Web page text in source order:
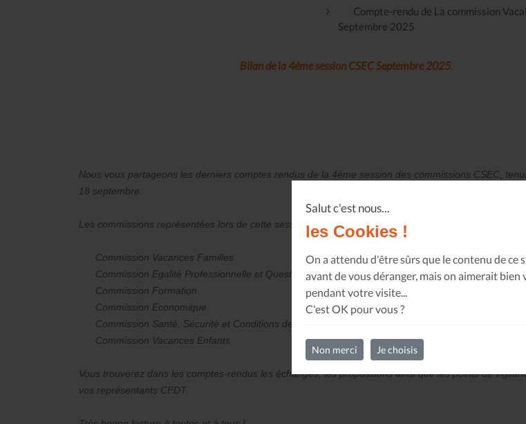
Salut c'est nous...
les Cookies !
On a attendu d'être sûrs que le contenu de ce
avant de vous déranger, mais on aimerait bien
pendant votre visite...
C'est OK pour vous ?
Non merci Je choisis
Compte-rendu de La commission
Septembre 2025
Bilan de la 4éme session CSEC Septembre 2025
Nous vous partageons les derniers comptes rendus de la 4ème session des commissions CSEC,
18 septembre.
Les commissions représentées lors de cette session :
Commission Vacances Familles
Commission Egalité Professionnelle et Questions Sociales (EPQS)
Commission Formation
Commission Economique
Commission Santé, Sécurité et Conditions de Travail
Commission Vacances Enfants
Vous trouverez dans les comptes-rendus les échanges, les propositions ainsi que les points de
vos représentants CFDT.